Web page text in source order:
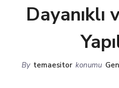
Dayanıklı
By temaesitor konumu